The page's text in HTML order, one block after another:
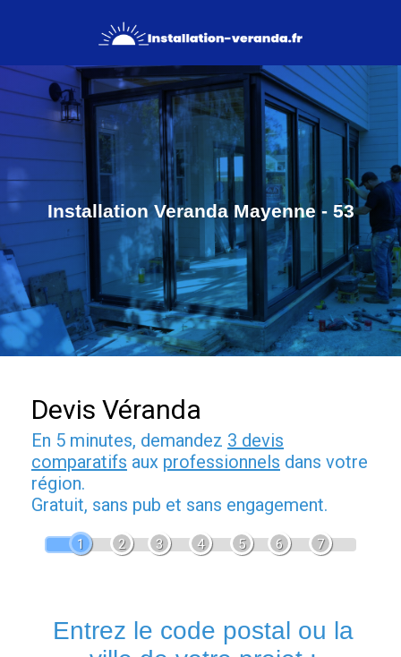
Installation Veranda Mayenne - 53
Devis Véranda
En 5 minutes, demandez 3 devis
comparatifs aux professionnels dans votre
région.
Gratuit, sans pub et sans engagement.
1 2 3 4 5 6 7
Entrez le code postal ou la